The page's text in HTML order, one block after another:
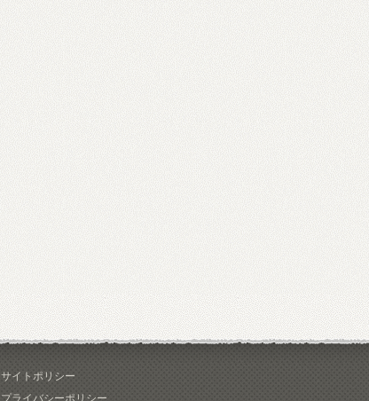
サイトポリシー
プライバシーポリシー